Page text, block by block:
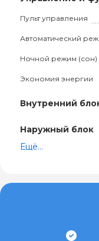
Пульт управления
Автоматический
Ночной режим (сон)
Экономия энергии
Внутренний
Наружный блок
Ещё...